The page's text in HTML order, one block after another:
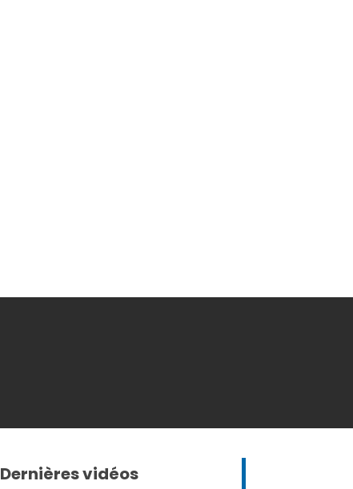
Dernières vidéos